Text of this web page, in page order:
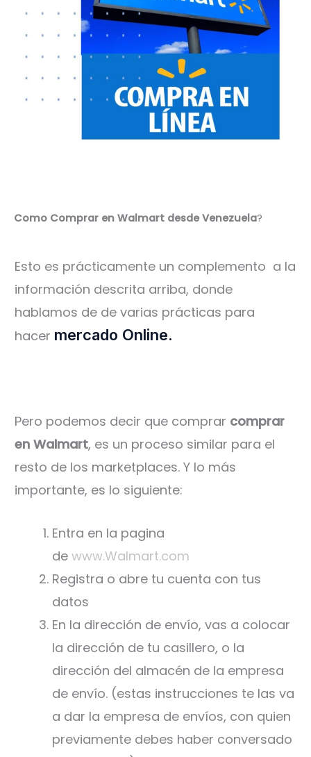
Como Comprar en Walmart desde Venezuela?
Esto es prácticamente un complemento a la
información descrita arriba, donde
hablamos de de varias prácticas para
hacer mercado Online.
Pero podemos decir que comprar comprar
en Walmart, es un proceso similar para el
resto de los marketplaces. Y lo más
importante, es lo siguiente:
Entra en la pagina
de www.Walmart.com
Registra o abre tu cuenta con tus
datos
En la dirección de envío, vas a colocar
la dirección de tu casillero, o la
dirección del almacén de la empresa
de envío. (estas instrucciones te las va
a dar la empresa de envíos, con quien
previamente debes haber conversado